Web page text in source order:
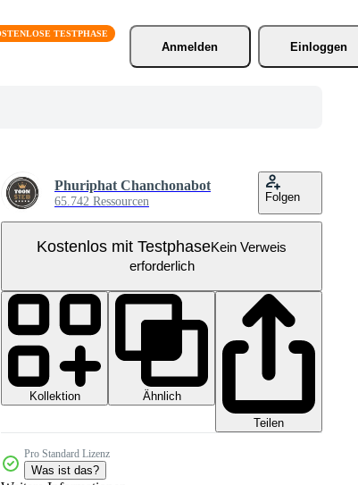
Anmelden
Einloggen
Phuriphat Chanchonabot
65.742 Ressourcen Folgen
Kostenlos mit TestphaseKein Verweis
erforderlich
Kollektion
Ähnlich
Teilen
Pro Standard Lizenz
Was ist das?